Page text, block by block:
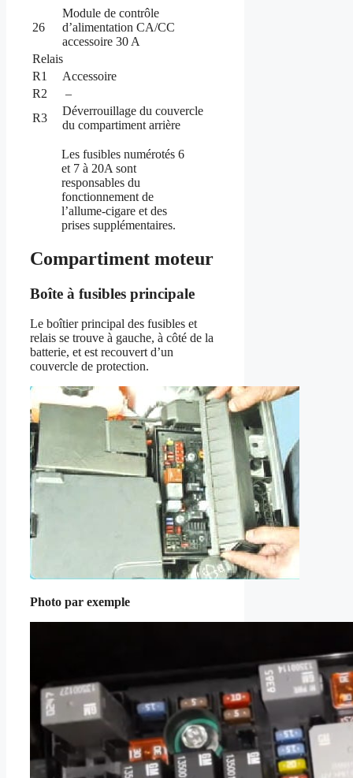
26
Module de contrôle
d’alimentation CA/CC
accessoire 30 A
Relais
R1
Accessoire
R2
–
R3
Déverrouillage du couvercle
du compartiment arrière
Les fusibles numérotés 6
et 7 à 20A sont
responsables du
fonctionnement de
l’allume-cigare et des
prises supplémentaires.
Compartiment moteur
Boîte à fusibles principale
Le boîtier principal des fusibles et
relais se trouve à gauche, à côté de la
batterie, et est recouvert d’un
couvercle de protection.
Photo par exemple